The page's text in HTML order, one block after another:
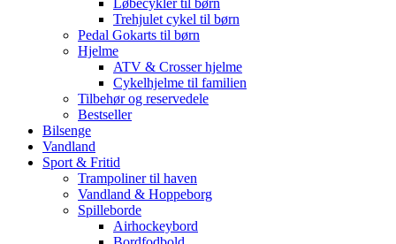
Trehjulet cykel til børn
Pedal Gokarts til børn
Hjelme
ATV & Crosser hjelme
Cykelhjelme til familien
Tilbehør og reservedele
Bestseller
Bilsenge
Vandland
Sport & Fritid
Trampoliner til haven
Vandland & Hoppeborg
Spilleborde
Airhockeybord